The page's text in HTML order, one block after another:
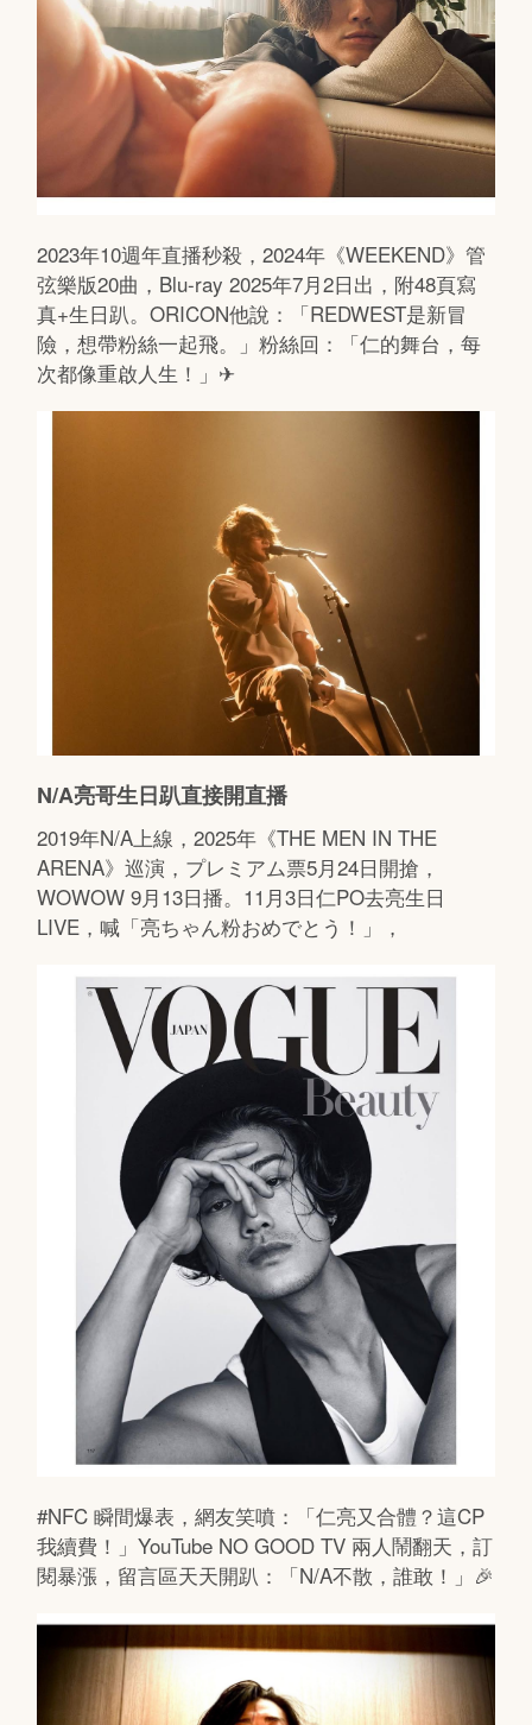
2023年10週年直播秒殺，2024年《WEEKEND》管
弦樂版20曲，Blu-ray 2025年7月2日出，附48頁寫
真+生日趴。ORICON他說：「REDWEST是新冒
險，想帶粉絲一起飛。」粉絲回：「仁的舞台，每
次都像重啟人生！」✈
N/A亮哥生日趴直接開直播
2019年N/A上線，2025年《THE MEN IN THE
ARENA》巡演，プレミアム票5月24日開搶，
WOWOW 9月13日播。11月3日仁PO去亮生日
LIVE，喊「亮ちゃん粉おめでとう！」，
#NFC 瞬間爆表，網友笑噴：「仁亮又合體？這CP
我續費！」YouTube NO GOOD TV 兩人鬧翻天，訂
閱暴漲，留言區天天開趴：「N/A不散，誰敢！」🎉